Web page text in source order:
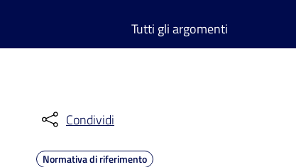
Tutti gli argomenti
Condividi
Normativa di riferimento